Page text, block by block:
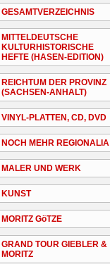
GESAMTVERZEICHNIS
MITTELDEUTSCHE
KULTURHISTORISCHE
HEFTE (HASEN-EDITION)
REICHTUM DER PROVINZ
(SACHSEN-ANHALT)
VINYL-PLATTEN, CD, DVD
NOCH MEHR REGIONALIA
MALER UND WERK
KUNST
MORITZ GöTZE
GRAND TOUR GIEBLER &
MORITZ